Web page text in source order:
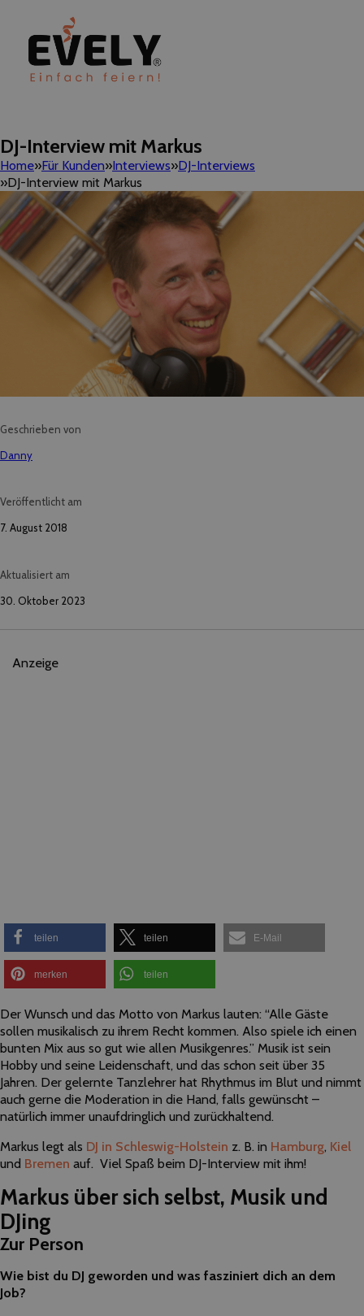
DJ-Interview mit Markus
Home Für Kunden Interviews DJ-Interviews
DJ-Interview mit Markus
Geschrieben von
Danny
Veröffentlicht am
7. August 2018
Aktualisiert am
30. Oktober 2023
Anzeige
teilen teilen E-Mail
merken teilen
Der Wunsch und das Motto von Markus lauten: “Alle Gäste
sollen musikalisch zu ihrem Recht kommen. Also spiele ich einen
bunten Mix aus so gut wie allen Musikgenres.” Musik ist sein
Hobby und seine Leidenschaft, und das schon seit über 35
Jahren. Der gelernte Tanzlehrer hat Rhythmus im Blut und nimmt
auch gerne die Moderation in die Hand, falls gewünscht –
natürlich immer unaufdringlich und zurückhaltend.
Markus legt als DJ in Schleswig-Holstein z. B. in Hamburg, Kiel
und Bremen auf. Viel Spaß beim DJ-Interview mit ihm!
Markus über sich selbst, Musik und
DJing
Zur Person
Wie bist du DJ geworden und was fasziniert dich an dem
Job?